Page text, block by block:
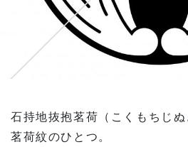
石持地抜抱茗荷（こくもちじぬ
茗荷紋のひとつ。